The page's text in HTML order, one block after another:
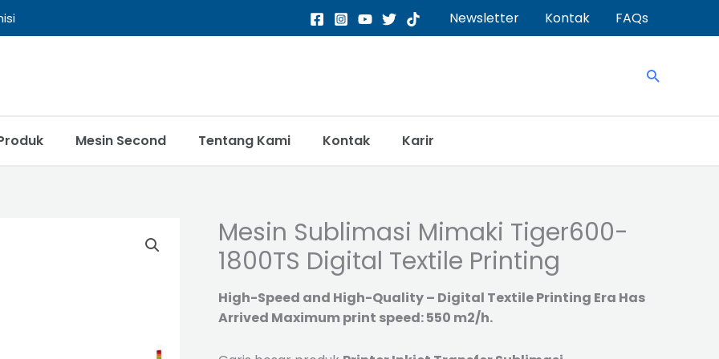
Newsletter Kontak FAQs
Search
Mesin Second Tentang Kami Kontak Karir
Mesin Sublimasi Mimaki Tiger600-
1800TS Digital Textile Printing
High-Speed and High-Quality – Digital Textile Printing Era Has
Arrived Maximum print speed: 550 m2/h.